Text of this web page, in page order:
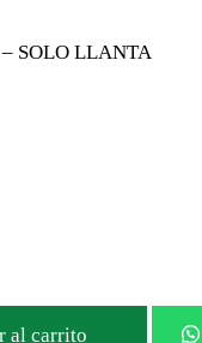
SOLO LLANTA
al carrito